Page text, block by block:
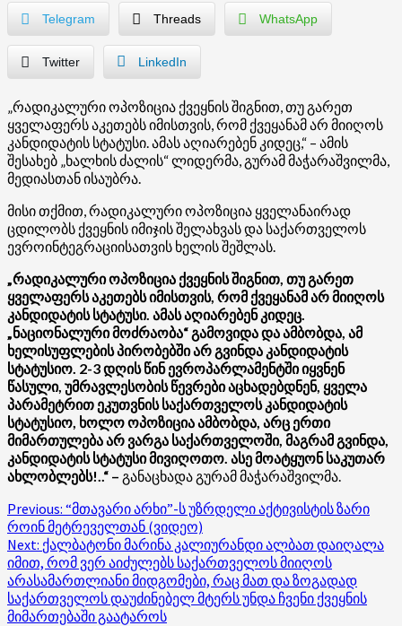
Telegram Threads WhatsApp
Twitter LinkedIn
„რადიკალური ოპოზიცია ქვეყნის შიგნით, თუ გარეთ
ყველაფერს აკეთებს იმისთვის, რომ ქვეყანამ არ მიიღოს
კანდიდატის სტატუსი. ამას აღიარებენ კიდეც,“ – ამის
შესახებ „ხალხის ძალის“ ლიდერმა, გურამ მაჭარაშვილმა,
მედიასთან ისაუბრა.
მისი თქმით, რადიკალური ოპოზიცია ყველანაირად
ცდილობს ქვეყნის იმიჯის შელახვას და საქართველოს
ევროინტეგრაციისათვის ხელის შეშლას.
„რადიკალური ოპოზიცია ქვეყნის შიგნით, თუ გარეთ
ყველაფერს აკეთებს იმისთვის, რომ ქვეყანამ არ მიიღოს
კანდიდატის სტატუსი. ამას აღიარებენ კიდეც.
„ნაციონალური მოძრაობა“ გამოვიდა და ამბობდა, ამ
ხელისუფლების პირობებში არ გვინდა კანდიდატის
სტატუსიო. 2-3 დღის წინ ევროპარლამენტში იყვნენ
წასული, უმრავლესობის წევრები აცხადებდნენ, ყველა
პარამეტრით ეკუთვნის საქართველოს კანდიდატის
სტატუსიო, ხოლო ოპოზიცია ამბობდა, არც ერთი
მიმართულება არ ვარგა საქართველოში, მაგრამ გვინდა,
კანდიდატის სტატუსი მივიღოთო. ასე მოატყუონ საკუთარ
ახლობლებს!..“ – განაცხადა გურამ მაჭარაშვილმა.
Post
navigation
Previous: “მთავარი არხი”-ს უზრდელი აქტივისტის ზარი
როინ მეტრეველთან (ვიდეო)
Next: ქალბატონი მარინა კალიურანდი ალბათ დაიღალა
იმით, რომ ვერ აიძულებს საქართველოს მიიღოს
არასამართლიანი მიდგომები, რაც მათ და ზოგადად
საქართველოს დაუძინებელ მტერს უნდა ჩვენი ქვეყნის
მიმართებაში გაატაროს